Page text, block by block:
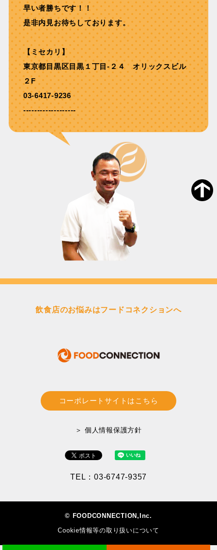
早い者勝ちです！！
是非内見お待ちしております。
【ミセカリ】
東京都目黒区目黒１丁目-２４ オリックスビル
２F
03-6417-9236
-------------------
飲食店のお悩みはフードコネクションへ
コーポレートサイトはこちら
＞ 個人情報保護方針
TEL：03-6747-9357
© FOODCONNECTION,Inc.
Cookie情報等の取り扱いについて